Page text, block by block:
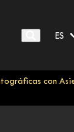
ES
con